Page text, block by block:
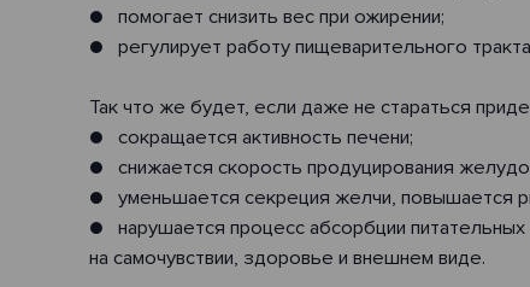
● помогает снизить вес при ожирении;
● регулирует работу пищеварительного
Так что же будет, если даже не стараться
● сокращается активность печени;
● снижается скорость продуцирования
● уменьшается секреция желчи, повышается
● нарушается процесс абсорбции
на самочувствии, здоровье и внешнем виде.